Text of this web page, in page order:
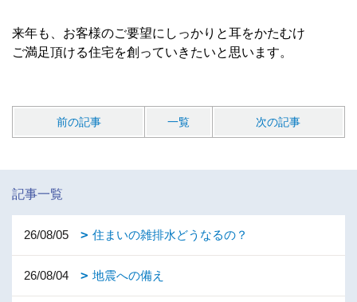
来年も、お客様のご要望にしっかりと耳をかたむけ
ご満足頂ける住宅を創っていきたいと思います。
前の記事 一覧 次の記事
記事一覧
26/08/05 住まいの雑排水どうなるの？
26/08/04 地震への備え